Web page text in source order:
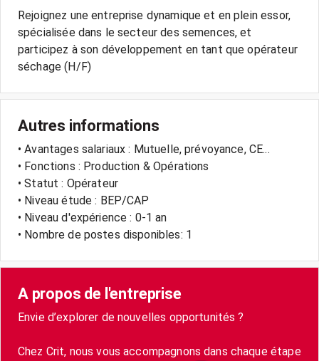
Rejoignez une entreprise dynamique et en plein essor,
spécialisée dans le secteur des semences, et
participez à son développement en tant que opérateur
séchage (H/F)
Autres informations
• Avantages salariaux : Mutuelle, prévoyance, CE...
• Fonctions : Production & Opérations
• Statut : Opérateur
• Niveau étude : BEP/CAP
• Niveau d'expérience : 0-1 an
• Nombre de postes disponibles: 1
A propos de l'entreprise
Envie d’explorer de nouvelles opportunités ?
Chez Crit, nous vous accompagnons dans chaque étape